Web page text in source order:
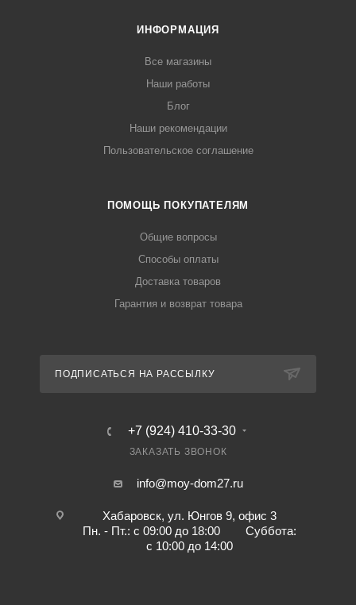
ИНФОРМАЦИЯ
Все магазины
Наши работы
Блог
Наши рекомендации
Пользовательское соглашение
ПОМОЩЬ ПОКУПАТЕЛЯМ
Общие вопросы
Способы оплаты
Доставка товаров
Гарантия и возврат товара
ПОДПИСАТЬСЯ НА РАССЫЛКУ
+7 (924) 410-33-30
ЗАКАЗАТЬ ЗВОНОК
info@moy-dom27.ru
Хабаровск, ул. Юнгов 9, офис 3
Пн. - Пт.: с 09:00 до 18:00 Суббота:
с 10:00 до 14:00